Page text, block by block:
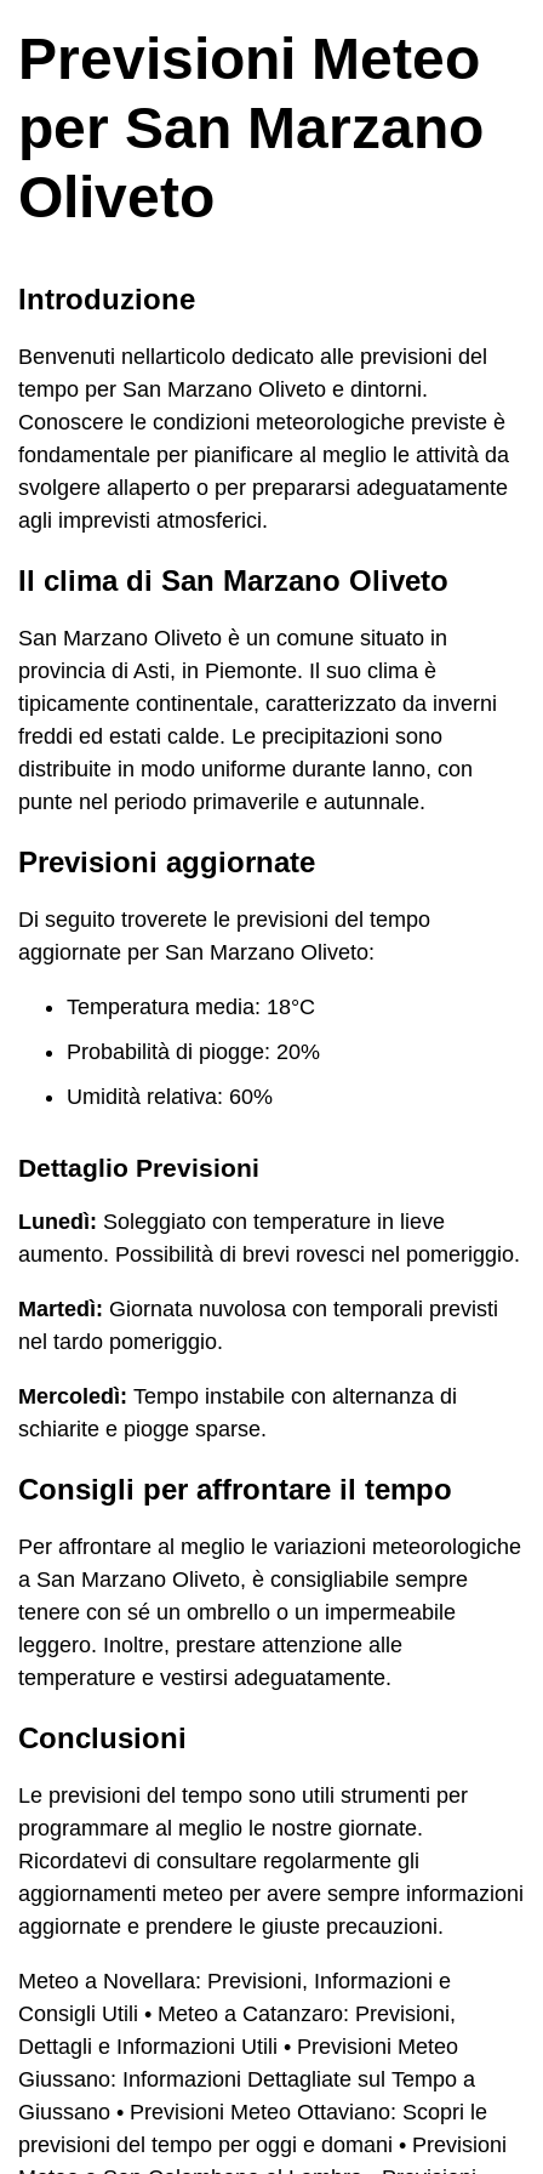
Previsioni Meteo
per San Marzano
Oliveto
Introduzione
Benvenuti nellarticolo dedicato alle previsioni del
tempo per San Marzano Oliveto e dintorni.
Conoscere le condizioni meteorologiche previste è
fondamentale per pianificare al meglio le attività da
svolgere allaperto o per prepararsi adeguatamente
agli imprevisti atmosferici.
Il clima di San Marzano Oliveto
San Marzano Oliveto è un comune situato in
provincia di Asti, in Piemonte. Il suo clima è
tipicamente continentale, caratterizzato da inverni
freddi ed estati calde. Le precipitazioni sono
distribuite in modo uniforme durante lanno, con
punte nel periodo primaverile e autunnale.
Previsioni aggiornate
Di seguito troverete le previsioni del tempo
aggiornate per San Marzano Oliveto:
Temperatura media: 18°C
Probabilità di piogge: 20%
Umidità relativa: 60%
Dettaglio Previsioni
Lunedì: Soleggiato con temperature in lieve
aumento. Possibilità di brevi rovesci nel pomeriggio.
Martedì: Giornata nuvolosa con temporali previsti
nel tardo pomeriggio.
Mercoledì: Tempo instabile con alternanza di
schiarite e piogge sparse.
Consigli per affrontare il tempo
Per affrontare al meglio le variazioni meteorologiche
a San Marzano Oliveto, è consigliabile sempre
tenere con sé un ombrello o un impermeabile
leggero. Inoltre, prestare attenzione alle
temperature e vestirsi adeguatamente.
Conclusioni
Le previsioni del tempo sono utili strumenti per
programmare al meglio le nostre giornate.
Ricordatevi di consultare regolarmente gli
aggiornamenti meteo per avere sempre informazioni
aggiornate e prendere le giuste precauzioni.
Meteo a Novellara: Previsioni, Informazioni e
Consigli Utili • Meteo a Catanzaro: Previsioni,
Dettagli e Informazioni Utili • Previsioni Meteo
Giussano: Informazioni Dettagliate sul Tempo a
Giussano • Previsioni Meteo Ottaviano: Scopri le
previsioni del tempo per oggi e domani • Previsioni